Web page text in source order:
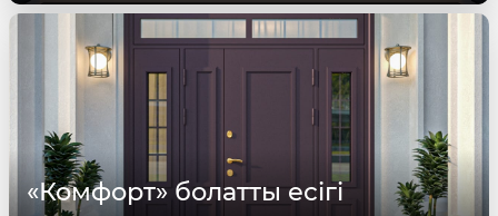
«Комфорт» болатты есігі